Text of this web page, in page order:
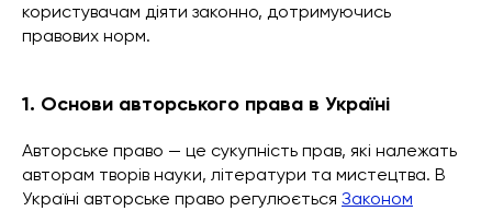
користувачам діяти законно, дотримуючись
правових норм.
1. Основи авторського права в Україні
Авторське право — це сукупність прав, які належать
авторам творів науки, літератури та мистецтва. В
Україні авторське право регулюється Законом